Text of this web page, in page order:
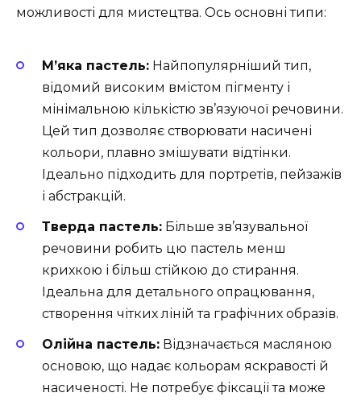
можливості для мистецтва. Ось основні типи:
М’яка пастель: Найпопулярніший тип,
відомий високим вмістом пігменту і
мінімальною кількістю зв’язуючої речовини.
Цей тип дозволяє створювати насичені
кольори, плавно змішувати відтінки.
Ідеально підходить для портретів, пейзажів
і абстракцій.
Тверда пастель: Більше зв’язувальної
речовини робить цю пастель менш
крихкою і більш стійкою до стирання.
Ідеальна для детального опрацювання,
створення чітких ліній та графічних образів.
Олійна пастель: Відзначається масляною
основою, що надає кольорам яскравості й
насиченості. Не потребує фіксації та може